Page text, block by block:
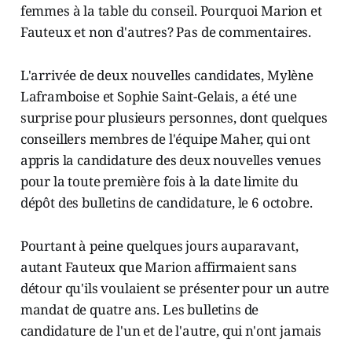
femmes à la table du conseil. Pourquoi Marion et
Fauteux et non d'autres? Pas de commentaires.
L'arrivée de deux nouvelles candidates, Mylène
Laframboise et Sophie Saint-Gelais, a été une
surprise pour plusieurs personnes, dont quelques
conseillers membres de l'équipe Maher, qui ont
appris la candidature des deux nouvelles venues
pour la toute première fois à la date limite du
dépôt des bulletins de candidature, le 6 octobre.
Pourtant à peine quelques jours auparavant,
autant Fauteux que Marion affirmaient sans
détour qu'ils voulaient se présenter pour un autre
mandat de quatre ans. Les bulletins de
candidature de l'un et de l'autre, qui n'ont jamais